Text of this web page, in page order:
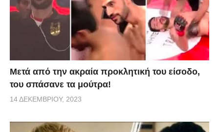
Μετά από την ακραία προκλητική του είσοδο,
του σπάσανε τα μούτρα!
14 ΔΕΚΕΜΒΡΊΟΥ, 2023